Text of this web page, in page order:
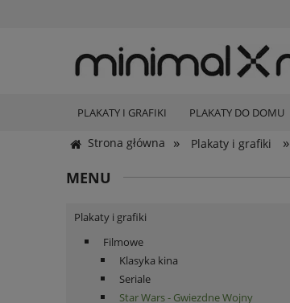
PLAKATY I GRAFIKI PLAKATY DO DOMU
Strona główna » Plakaty i grafiki »
MENU
Plakaty i grafiki
Filmowe
Klasyka kina
Seriale
Star Wars - Gwiezdne Wojny